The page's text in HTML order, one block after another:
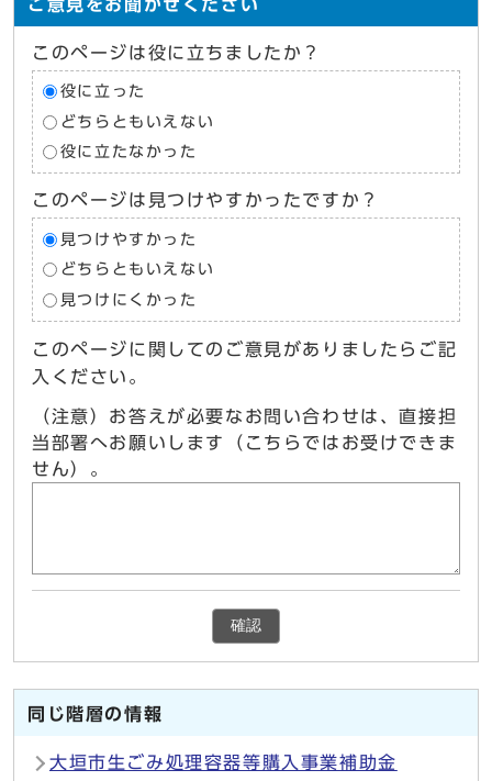
ご意見をお聞かせください
このページは役に立ちましたか？
役に立った
どちらともいえない
役に立たなかった
このページは見つけやすかったですか？
見つけやすかった
どちらともいえない
見つけにくかった
このページに関してのご意見がありましたらご記
入ください。
（注意）お答えが必要なお問い合わせは、直接担
当部署へお願いします（こちらではお受けできま
せん）。
確認
同じ階層の情報
大垣市生ごみ処理容器等購入事業補助金